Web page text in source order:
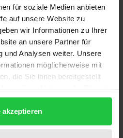
für soziale Medien anbieten
auf unsere Website zu
wir Informationen zu Ihrer
an unsere Partner für
und Analysen weiter. Unsere
möglicherweise mit
die Sie ihnen bereitgestellt
akzeptieren